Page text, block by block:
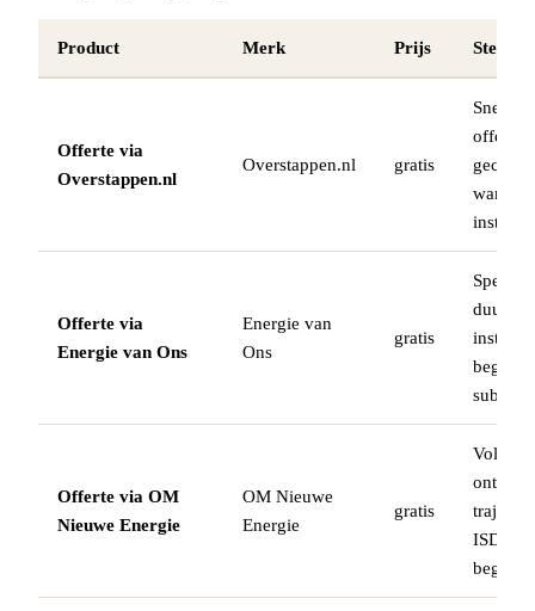
Product Merk Prijs
Offerte via
Overstappen.nl
Overstappen.nl gratis
Snel
offertes
Offerte via
Energie van Ons
Energie van
Ons
gratis
subsidie
Offerte via OM
Nieuwe Energie
OM Nieuwe
Energie
gratis
Volledig
traject
ISDE-